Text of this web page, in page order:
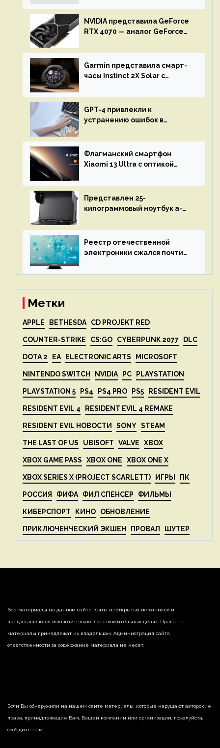
NVIDIA представила GeForce
RTX 4070 — аналог GeForce
Garmin представила смарт-
часы Instinct 2X Solar с
GPT-4 привлекли к
устранению ошибок в
остановится до полного
восстановления кода и
объяснит, что пошло не так
Флагманский смартфон
Xiaomi 13 Ultra с оптикой
представят 18 апреля
Представлен 25-
килограммовый ноутбук a-
до 3 Тбайт DDR5 и шесть
дисплеев
Реестр отечественной
электроники сжался почти
Метки
APPLE BETHESDA CD PROJEKT RED
COUNTER-STRIKE CS:GO CYBERPUNK 2077 DLC
DOTA 2 EA ELECTRONIC ARTS MICROSOFT
NINTENDO SWITCH NVIDIA PC PLAYSTATION
PLAYSTATION 5 PS4 PS4 PRO PS5 RESIDENT EVIL
RESIDENT EVIL 4 RESIDENT EVIL 4 REMAKE
RESIDENT EVIL НОВОСТИ SONY STEAM
THE LAST OF US UBISOFT VALVE XBOX
XBOX GAME PASS XBOX ONE XBOX ONE X
XBOX SERIES X (PROJECT SCARLETT) ИГРЫ ПК
РОССИЯ ФИФА ФИЛ СПЕНСЕР ФИЛЬМЫ
КИБЕРСПОРТ КИНО ОБНОВЛЕНИЕ
ПРИКЛЮЧЕНЧЕСКИЙ ЭКШЕН ПРОВАЛ ШУТЕР
Все материалы на данном сайте взяты из открытых источников и
предоставляются исключительно в ознакомительных целях. Права на
материалы принадлежат их владельцам. Администрация сайта
ответственности за содержание материала не несет.
Если Вы обнаружили на нашем сайте материалы, которые нарушают авторские
права, принадлежащие Вам, Вашей компании или организации, пожалуйста,
сообщите нам.